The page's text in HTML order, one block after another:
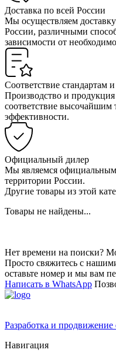
Доставка по всей России
Мы осуществляем
России, различными
зависимости от
Соответствие стандартам
Производство и продукция
соответствие высочайшим
эффективности.
Официальный дилер
Мы являемся
территории России.
Другие товары из этой
Товары не найдены...
Нет времени на поиски?
Просто свяжитесь с
оставьте номер и мы вам
Написать в WhatsApp
Разработка и продвижение
Навигация